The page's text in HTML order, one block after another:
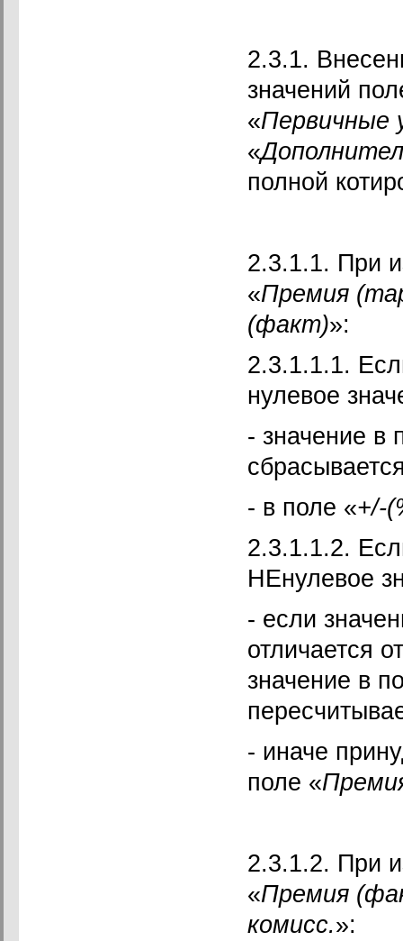
2.3.1.
значений
«Первичные
«
полной
2.3.1.1. При
«Премия
(факт)»:
2.3.1.1.1.
нулевое
- значение в
- в поле «+/-
2.3.1.1.2.
НЕнулевое
- если
отличается
значение в
- иначе
поле «
2.3.1.2. При
«Премия
комисс.»: